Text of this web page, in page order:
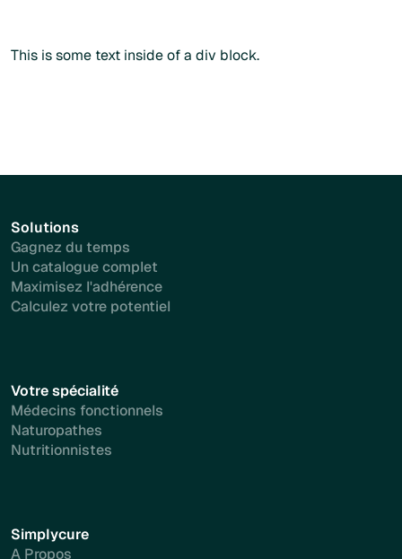
This is some text inside of a div block.
Solutions
Gagnez du temps
Un catalogue complet
Maximisez l'adhérence
Calculez votre potentiel
Votre spécialité
Médecins fonctionnels
Naturopathes
Nutritionnistes
Simplycure
A Propos